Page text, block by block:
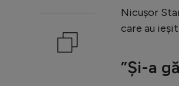
Nicușor
care au
”Și-a